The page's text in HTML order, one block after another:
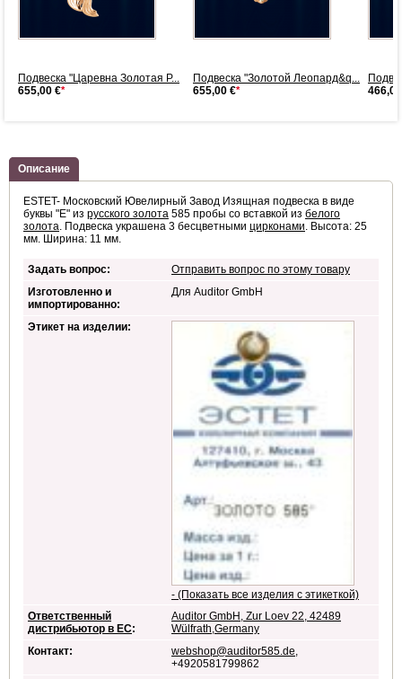
Подвеска "Царевна Золотая Р...
655,00 €*
Подвеска "Золотой Леопард&q...
655,00 €*
Описание
ESTET- Московский Ювелирный Завод Изящная подвеска в виде
буквы "Е" из русского золота 585 пробы со вставкой из белого
золота. Подвеска украшена 3 бесцветными цирконами. Высота: 25
мм. Ширина: 11 мм.
Задать вопрос:
Отправить вопрос по этому товару
Изготовленно и
импортированно:
Для Auditor GmbH
Этикет на изделии:
- (Показать все изделия с этикеткой)
Ответственный
дистрибьютор в ЕС:
Auditor GmbH, Zur Loev 22, 42489
Wülfrath,Germany
Контакт:
webshop@auditor585.de,
+4920581799862